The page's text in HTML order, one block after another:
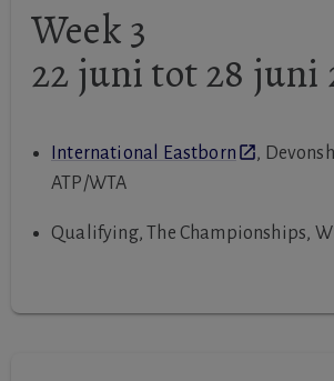
Week 3
22 juni tot 28 juni
International Eastborn
,
ATP/WTA
Qualifying, The Championships,